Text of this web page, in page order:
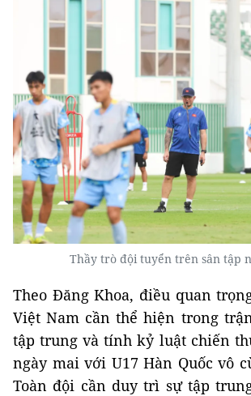
Thầy trò đội tuyển trên sân tập
Theo Đăng Khoa, điều quan
Việt Nam cần thể hiện trong
tập trung và tính kỷ luật chiến
ngày mai với U17 Hàn Quốc vô
Toàn đội cần duy trì sự tập